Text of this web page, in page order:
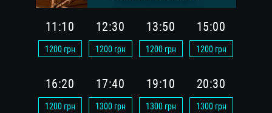
11:10
1200грн
12:30
1200грн
13:50
1200грн
15:00
1200грн
16:20
1200грн
17:40
1300грн
19:10
1300грн
20:30
1300грн